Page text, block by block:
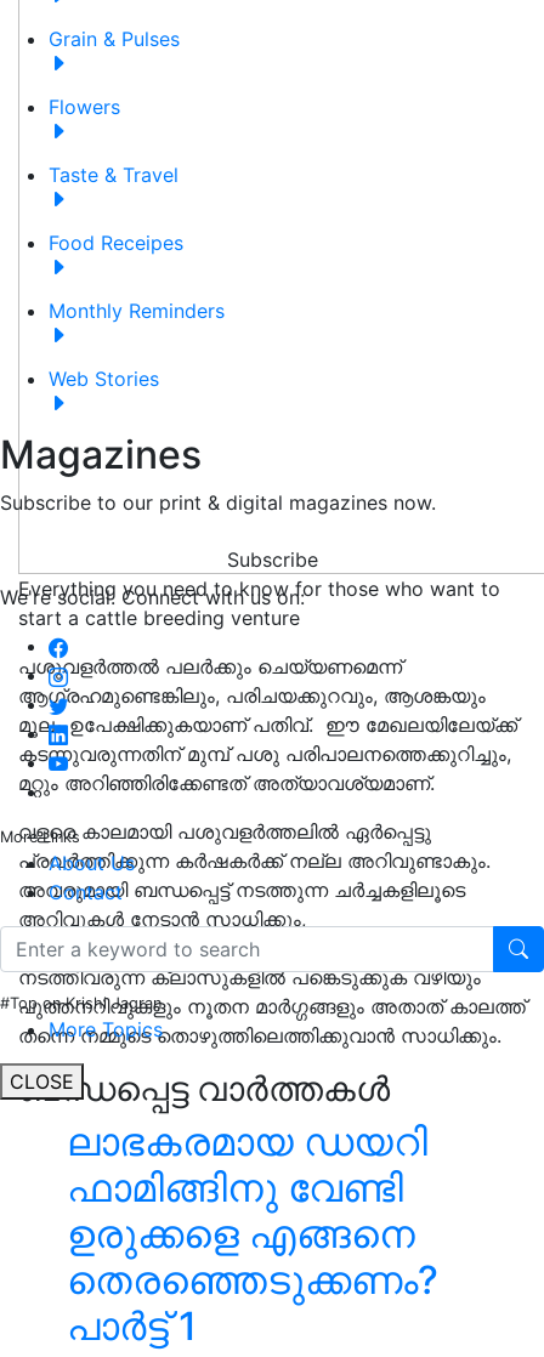
Grain & Pulses
Flowers
Taste & Travel
Food Receipes
Monthly Reminders
Web Stories
Magazines
Subscribe to our print & digital magazines now.
Subscribe
We're social. Connect with us on:
More Links
About Us
Contact
#Top on Krishi Jagran
More Topics
CLOSE
Everything you need to know for those who want to
start a cattle breeding venture
പശുവളർത്തൽ പലര്‍ക്കും ചെയ്യണമെന്ന്
ആഗ്രഹമുണ്ടെങ്കിലും, പരിചയക്കുറവും, ആശങ്കയും
മൂലം ഉപേക്ഷിക്കുകയാണ് പതിവ്. ഈ മേഖലയിലേയ്ക്ക്
കടന്നുവരുന്നതിന് മുമ്പ് പശു പരിപാലനത്തെക്കുറിച്ചും,
മറ്റും അറിഞ്ഞിരിക്കേണ്ടത് അത്യാവശ്യമാണ്.
വളരെ കാലമായി പശുവളര്‍ത്തലില്‍ ഏര്‍പ്പെട്ടു
പ്രവര്‍ത്തിക്കുന്ന കര്‍ഷകര്‍ക്ക് നല്ല അറിവുണ്ടാകും.
അവരുമായി ബന്ധപ്പെട്ട് നടത്തുന്ന ചര്‍ച്ചകളിലൂടെ
അറിവുകള്‍ നേടാൻ സാധിക്കും,
ക്ഷീരവികസനസമിതിയും, ഗവണ്‍മെന്റും കാലാകാലം
നടത്തിവരുന്ന ക്ലാസുകളില്‍ പങ്കെടുക്കുക വഴിയും
പുത്തനറിവുകളും നൂതന മാര്‍ഗ്ഗങ്ങളും അതാത് കാലത്ത്
തന്നെ നമ്മുടെ തൊഴുത്തിലെത്തിക്കുവാന്‍ സാധിക്കും.
ബന്ധപ്പെട്ട വാർത്തകൾ
ലാഭകരമായ ഡയറി
ഫാമിങ്ങിനു വേണ്ടി
ഉരുക്കളെ എങ്ങനെ
തെരഞ്ഞെടുക്കണം?
പാർട്ട് 1